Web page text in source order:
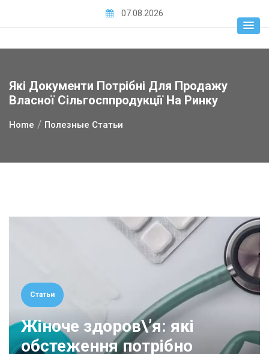
07.08.2026
Які Документи Потрібні Для Продажу
Власної Сільгосппродукції На Ринку
Home Полезные Статьи
Статьи
Жіноче здоров\’я: які
обстеження потрібно